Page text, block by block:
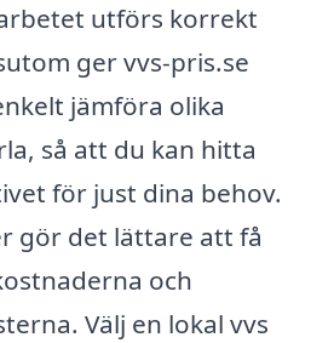
utförs korrekt
ger vvs-pris.se
jämföra olika
så att du kan hitta
för just dina behov.
gör det lättare att få
och
Välj en lokal vvs